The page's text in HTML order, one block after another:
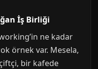
İş Birliği
ne kadar
örnek var. Mesela,
bir kafede